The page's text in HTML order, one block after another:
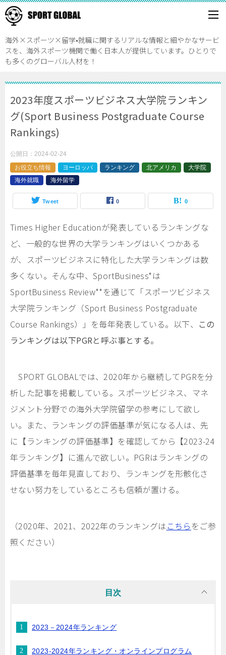
海外×スポーツ×留学•就職に関するリアルな情報と細やかなサービ
スを、海外スポーツ機関で働く日本人が提供しています。ひとりで
も多くのグローバル人材を！
2023年度スポーツビジネス大学院ランキン
グ(Sport Business Postgraduate Course
Rankings)
公開日： 2024-02-24
お役立ち情報
ヨーロッパ ランキング 北アメリカ
大学院
海外就職
海外留学
Tweet 0 0
Times Higher Educationが発表しているランキングな
ど、一般的な世界の大学ランキングはいくつかある
が、スポーツビジネスに特化した大学ランキングは数
多くない。そんな中、SportBusiness*は
SportBusiness Review**を通じて「スポーツビジネス
大学院ランキング（Sport Business Postgraduate
Course Rankings）」を毎年発表している。以下、 この
ランキングは以下PGRと呼ぶ事とする。
SPORT GLOBALでは、2020年から継続してPGRを分
析した記事を掲載している。スポーツビジネス、マネ
ジメント分野での海外大学院留学の参考にして欲し
い。また、ランキングの評価基準が気になる人は、先
に【ランキングの評価基準】を確認してから【2023-24
年ランキング】に進んで欲しい。PGRはランキングの
評価基準を毎年見直しており、ランキングを形骸化さ
せない努力をしているところも信頼が置ける。
（2020年、2021、2022年のランキングは こちら をご参
照ください）
目次
2023－2024年ランキング
2023‐2024年ランキング・オンラインプログラム